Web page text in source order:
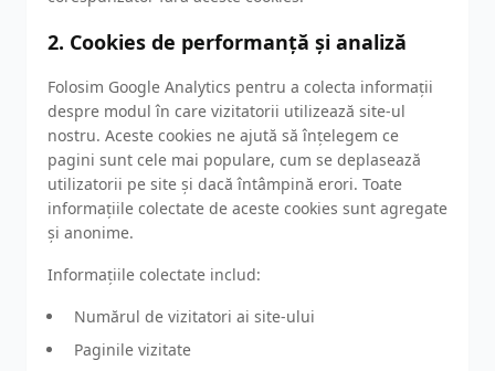
2. Cookies de performanță și analiză
Folosim Google Analytics pentru a colecta informații
despre modul în care vizitatorii utilizează site-ul
nostru. Aceste cookies ne ajută să înțelegem ce
pagini sunt cele mai populare, cum se deplasează
utilizatorii pe site și dacă întâmpină erori. Toate
informațiile colectate de aceste cookies sunt agregate
și anonime.
Informațiile colectate includ:
Numărul de vizitatori ai site-ului
Paginile vizitate